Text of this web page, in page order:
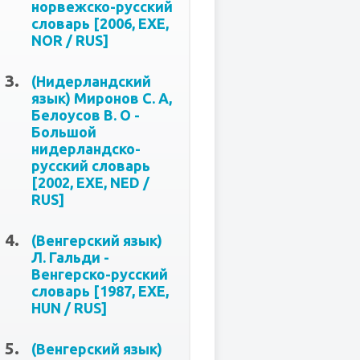
норвежско-русский
словарь [2006, EXE,
NOR / RUS]
(Нидерландский
язык) Миронов С. А,
Белоусов В. О -
Большой
нидерландско-
русский словарь
[2002, EXE, NED /
RUS]
(Венгерский язык)
Л. Гальди -
Венгерско-русский
словарь [1987, ЕХЕ,
HUN / RUS]
(Венгерский язык)